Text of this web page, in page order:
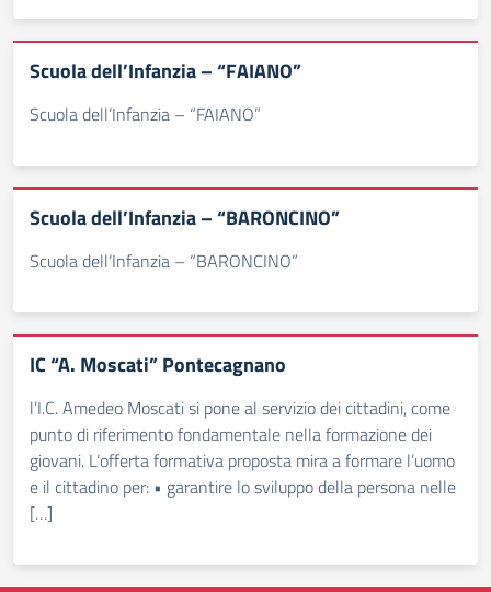
Scuola dell’Infanzia – “FAIANO”
Scuola dell’Infanzia – “FAIANO”
Scuola dell’Infanzia – “BARONCINO”
Scuola dell’Infanzia – “BARONCINO”
IC “A. Moscati” Pontecagnano
l’I.C. Amedeo Moscati si pone al servizio dei cittadini, come
punto di riferimento fondamentale nella formazione dei
giovani. L’offerta formativa proposta mira a formare l’uomo
e il cittadino per: • garantire lo sviluppo della persona nelle
[…]